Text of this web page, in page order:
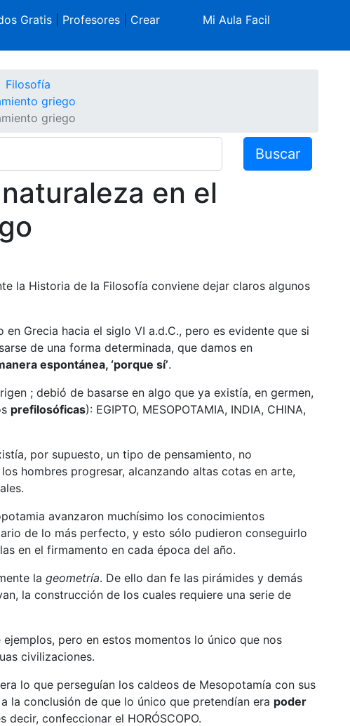
Gratis| Profesores| Crear
Mi Aula Facil
Filosofía
griego
griego
Buscar
en el
la Historia de la Filosofía conviene dejar claros algunos
Grecia hacia el siglo VI a.d.C., pero es evidente que si
de una forma determinada, que damos en
espontánea, ‘porque sí’.
; debió de basarse en algo que ya existía, en germen,
prefilosóficas): EGIPTO, MESOPOTAMIA, INDIA, CHINA,
por supuesto, un tipo de pensamiento, no
hombres progresar, alcanzando altas cotas en arte,
avanzaron muchísimo los conocimientos
de lo más perfecto, y esto sólo pudieron conseguirlo
en el firmamento en cada época del año.
la geometría. De ello dan fe las pirámides y demás
la construcción de los cuales requiere una serie de
pero en estos momentos lo único que nos
civilizaciones.
lo que perseguían los caldeos de Mesopotamía con sus
la conclusión de que lo único que pretendían era poder
decir, confeccionar el HORÓSCOPO.